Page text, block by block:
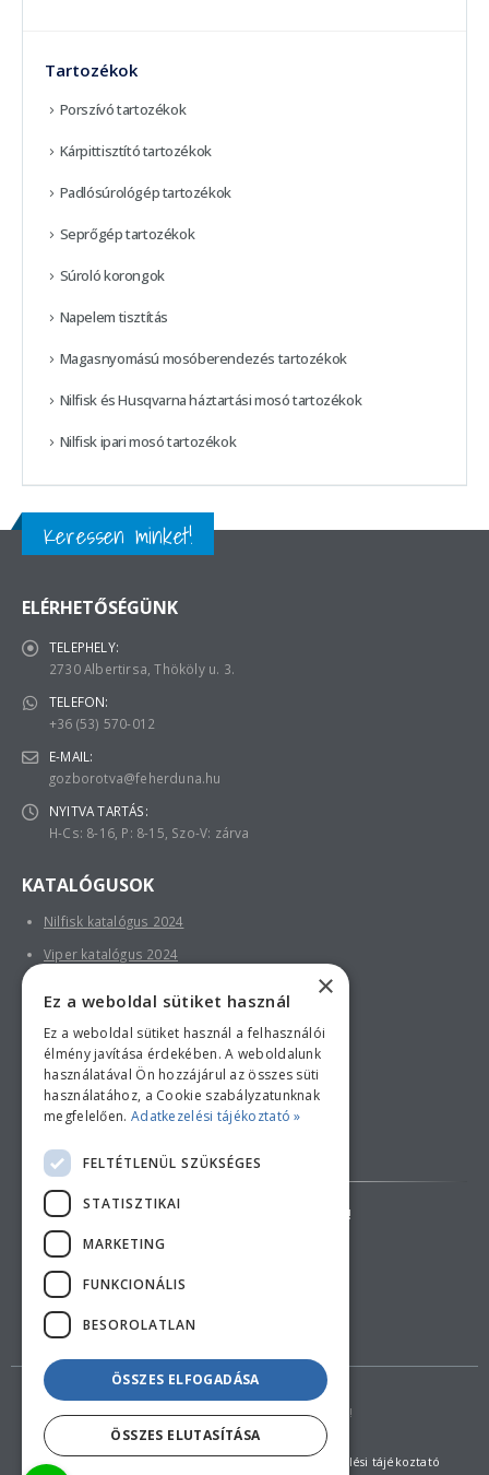
Tartozékok
Porszívó tartozékok
Kárpittisztító tartozékok
Padlósúrológép tartozékok
Seprőgép tartozékok
Súroló korongok
Napelem tisztítás
Magasnyomású mosóberendezés tartozékok
Nilfisk és Husqvarna háztartási mosó tartozékok
Nilfisk ipari mosó tartozékok
Keressen minket!
ELÉRHETŐSÉGÜNK
TELEPHELY:
2730 Albertirsa, Thököly u. 3.
TELEFON:
+36 (53) 570-012
E-MAIL:
gozborotva@feherduna.hu
NYITVA TARTÁS:
H-Cs: 8-16, P: 8-15, Szo-V: zárva
KATALÓGUSOK
Nilfisk katalógus 2024
Viper katalógus 2024
AZ ÁRAK TÁJÉKOZTATÓ JELLEGŰEK!
Copyright © 2018 feherduna.hu - Minden jog fenntartva!
Általános szerződési feltételek (ÁSZF) Adatkezelési tájékoztató
×
Ez a weboldal sütiket használ
Ez a weboldal sütiket használ a felhasználói
élmény javítása érdekében. A weboldalunk
használatával Ön hozzájárul az összes süti
használatához, a Cookie szabályzatunknak
megfelelően. Adatkezelési tájékoztató »
FELTÉTLENÜL SZÜKSÉGES
STATISZTIKAI
MARKETING
FUNKCIONÁLIS
BESOROLATLAN
ÖSSZES ELFOGADÁSA
ÖSSZES ELUTASÍTÁSA